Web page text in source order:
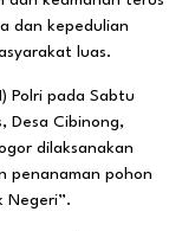
dan kepedulian
luas.
Polri pada Sabtu
Desa Cibinong,
dilaksanakan
penanaman pohon
Negeri”.